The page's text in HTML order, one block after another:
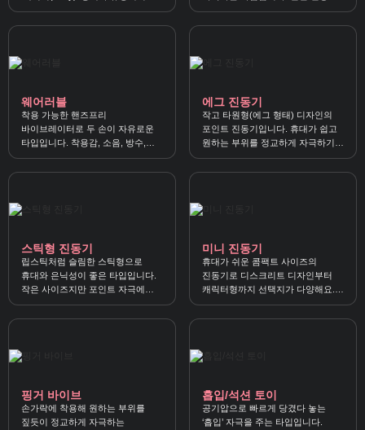
타입명처럼 널리 불리는
제품군이에요.
다른 ‘스핀 감각’으로 원하는 지점을
정확히 공략할 수 있어요.
웨어러블
착용 가능한 핸즈프리
바이브레이터로 두 손이 자유로운
타입입니다. 착용감, 소음, 방수,
리모컨/앱 조정, 배터리 등을 함께
확인하면 만족도가 높아요.
에그 진동기
작고 타원형(에그 형태) 디자인의
포인트 진동기입니다. 휴대가 쉽고
원하는 부위를 정교하게 자극하기
좋아요.
스틱형 진동기
립스틱처럼 슬림한 스틱형으로
휴대와 은닉성이 좋은 타입입니다.
작은 사이즈지만 포인트 자극에
유리해 가볍게 쓰기 좋아요.
미니 진동기
휴대가 쉬운 콤팩트 사이즈의
진동기로 디스크리트 디자인부터
캐릭터형까지 선택지가 다양해요.
소음, 강도, 충전/방수, 소재를
체크하면 더 만족스럽습니다.
핑거 바이브
손가락에 착용해 원하는 부위를
짚듯이 정교하게 자극하는
흡입/석션 토이
공기압으로 빠르게 당겼다 놓는
‘흡입’ 자극을 주는 타입입니다.